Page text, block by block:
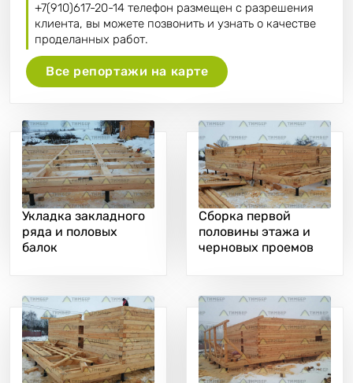
+7(910)617-20-14 телефон размещен с разрешения
клиента, вы можете позвонить и узнать о качестве
проделанных работ.
Все репортажи на карте
Укладка закладного
ряда и половых
балок
Сборка первой
половины этажа и
черновых проемов